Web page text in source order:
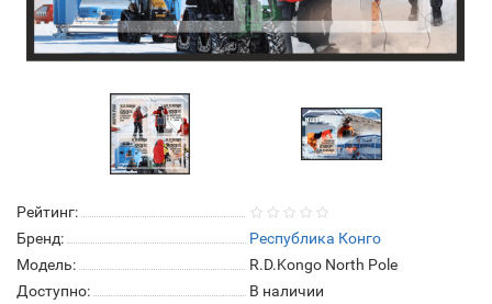
Рейтинг:
Бренд:
Республика Конго
Модель:
R.D.Kongo North Pole
Доступно:
В наличии